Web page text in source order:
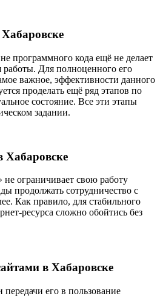
программного кода ещё не делает
работы. Для полноценного его
важное, эффективности данного
проделать ещё ряд этапов по
состояние. Все эти этапы
задании.
Хабаровске
ограничивает свою работу
продолжать сотрудничество с
Как правило, для стабильного
ресурса сложно обойтись без
в Хабаровске
передачи его в пользование